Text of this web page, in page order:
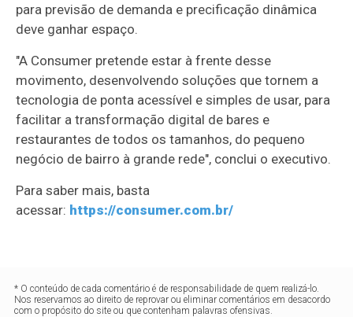
para previsão de demanda e precificação dinâmica
deve ganhar espaço.
"A Consumer pretende estar à frente desse
movimento, desenvolvendo soluções que tornem a
tecnologia de ponta acessível e simples de usar, para
facilitar a transformação digital de bares e
restaurantes de todos os tamanhos, do pequeno
negócio de bairro à grande rede", conclui o executivo.
Para saber mais, basta
acessar: https://consumer.com.br/
* O conteúdo de cada comentário é de responsabilidade de quem realizá-lo.
Nos reservamos ao direito de reprovar ou eliminar comentários em desacordo
com o propósito do site ou que contenham palavras ofensivas.